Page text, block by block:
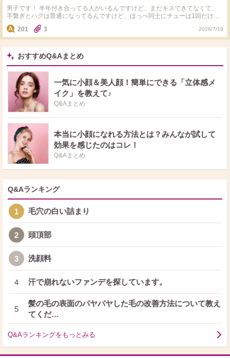
男子です！ 半年付き合ってる人がいるんですけど、まだキスできてなくて、
手繋ぎとハグは普通になってるんですけど、ほっぺ同士にチューは1回だけし
たことあるんですけど、なかなか言い出せなくて、女性も求めてますか？半年
でしてくれないから冷めるとかありますか？
201 3 2026/7/19
おすすめQ&Aまとめ
一気に小顔＆美人顔！簡単にできる「立体感メ
イク」を教えて♪
Q&Aまとめ
本当に小顔になれる方法とは？みんなが試して
効果を感じたのはコレ！
Q&Aまとめ
Q&Aランキング
1 毛穴の白い詰まり
2 頭頂部
3 洗顔料
4 汗で崩れないファンデを探しています。
5
髪の毛の表面のパヤパヤした毛の改善方法について教え
てくだ…
Q&Aランキングをもっとみる